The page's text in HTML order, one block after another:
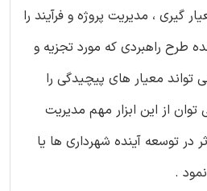
گیری ، مدیریت پروژه و فرآیند را
راهبردی که مورد تجزیه و
تواند معیار های پیچیدگی را
توان از این ابزار مهم مدیریت
در توسعه آینده شهرداری ها یا
.